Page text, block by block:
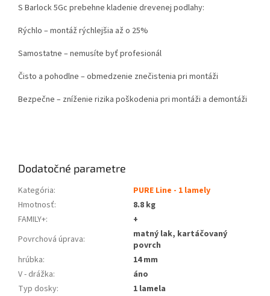
S Barlock 5Gc prebehne kladenie drevenej podlahy:
Rýchlo – montáž rýchlejšia až o 25%
Samostatne – nemusíte byť profesionál
Čisto a pohodlne – obmedzenie znečistenia pri montáži
Bezpečne – zníženie rizika poškodenia pri montáži a demontáži
Dodatočné parametre
Kategória:
PURE Line - 1 lamely
Hmotnosť:
8.8 kg
FAMILY+:
+
Povrchová úprava:
matný lak, kartáčovaný
povrch
hrúbka:
14 mm
V - drážka:
áno
Typ dosky:
1 lamela